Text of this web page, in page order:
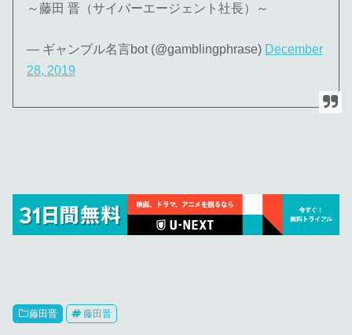
～藤田 晋（サイバーエージェント社長）～
— ギャンブル名言bot (@gamblingphrase) December
28, 2019
藤田晋 藤田晋